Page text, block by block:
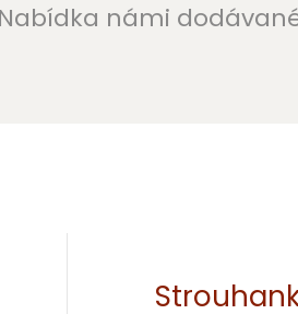
Nabídka námi